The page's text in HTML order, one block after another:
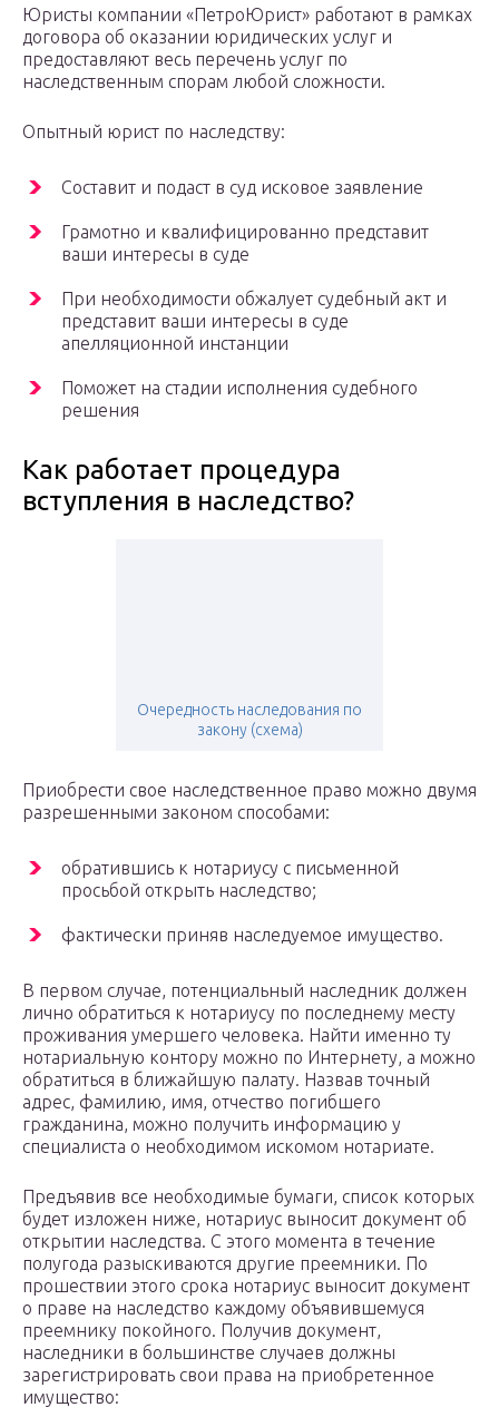
Юристы компании «ПетроЮрист» работают в рамках
договора об оказании юридических услуг и
предоставляют весь перечень услуг по
наследственным спорам любой сложности.
Опытный юрист по наследству:
Составит и подаст в суд исковое заявление
Грамотно и квалифицированно представит
ваши интересы в суде
При необходимости обжалует судебный акт и
представит ваши интересы в суде
апелляционной инстанции
Поможет на стадии исполнения судебного
решения
Как работает процедура
вступления в наследство?
Очередность наследования по
закону (схема)
Приобрести свое наследственное право можно двумя
разрешенными законом способами:
обратившись к нотариусу с письменной
просьбой открыть наследство;
фактически приняв наследуемое имущество.
В первом случае, потенциальный наследник должен
лично обратиться к нотариусу по последнему месту
проживания умершего человека. Найти именно ту
нотариальную контору можно по Интернету, а можно
обратиться в ближайшую палату. Назвав точный
адрес, фамилию, имя, отчество погибшего
гражданина, можно получить информацию у
специалиста о необходимом искомом нотариате.
Предъявив все необходимые бумаги, список которых
будет изложен ниже, нотариус выносит документ об
открытии наследства. С этого момента в течение
полугода разыскиваются другие преемники. По
прошествии этого срока нотариус выносит документ
о праве на наследство каждому объявившемуся
преемнику покойного. Получив документ,
наследники в большинстве случаев должны
зарегистрировать свои права на приобретенное
имущество: